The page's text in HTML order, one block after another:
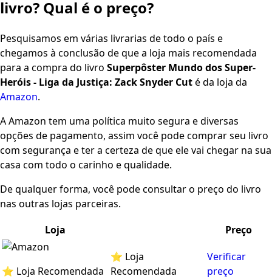
livro? Qual é o preço?
Pesquisamos em várias livrarias de todo o país e
chegamos à conclusão de que a loja mais recomendada
para a compra do livro Superpôster Mundo dos Super-
Heróis - Liga da Justiça: Zack Snyder Cuté da loja da
Amazon.
A Amazon tem uma política muito segura e diversas
opções de pagamento, assim você pode comprar seu livro
com segurança e ter a certeza de que ele vai chegar na sua
casa com todo o carinho e qualidade.
De qualquer forma, você pode consultar o preço do livro
nas outras lojas parceiras.
Loja
Preço
⭐ Loja Recomendada
⭐ Loja
Recomendada
Verificar
preço